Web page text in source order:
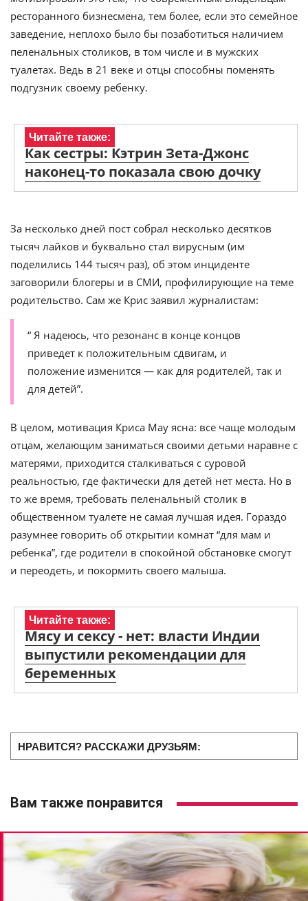
ресторанного бизнесмена, тем более, если это семейное
заведение, неплохо было бы позаботиться наличием
пеленальных столиков, в том числе и в мужских
туалетах. Ведь в 21 веке и отцы способны поменять
подгузник своему ребенку.
Читайте также:
Как сестры: Кэтрин Зета-Джонс
наконец-то показала свою дочку
За несколько дней пост собрал несколько десятков
тысяч лайков и буквально стал вирусным (им
поделились 144 тысяч раз), об этом инциденте
заговорили блогеры и в СМИ, профилирующие на теме
родительство. Сам же Крис заявил журналистам:
“ Я надеюсь, что резонанс в конце концов
приведет к положительным сдвигам, и
положение изменится — как для родителей, так и
для детей”.
В целом, мотивация Криса Мау ясна: все чаще молодым
отцам, желающим заниматься своими детьми наравне с
матерями, приходится сталкиваться с суровой
реальностью, где фактически для детей нет места. Но в
то же время, требовать пеленальный столик в
общественном туалете не самая лучшая идея. Гораздо
разумнее говорить об открытии комнат “для мам и
ребенка”, где родители в спокойной обстановке смогут
и переодеть, и покормить своего малыша.
Читайте также:
Мясу и сексу - нет: власти Индии
выпустили рекомендации для
беременных
НРАВИТСЯ? РАССКАЖИ ДРУЗЬЯМ:
Вам также понравится